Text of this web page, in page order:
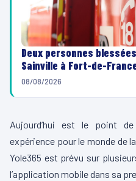
Deux personnes
Sainville à Fort-de-
08/08/2026
Aujourd’hui est le point
expérience pour le monde de
Yole365 est prévu sur
l’application mobile dans sa